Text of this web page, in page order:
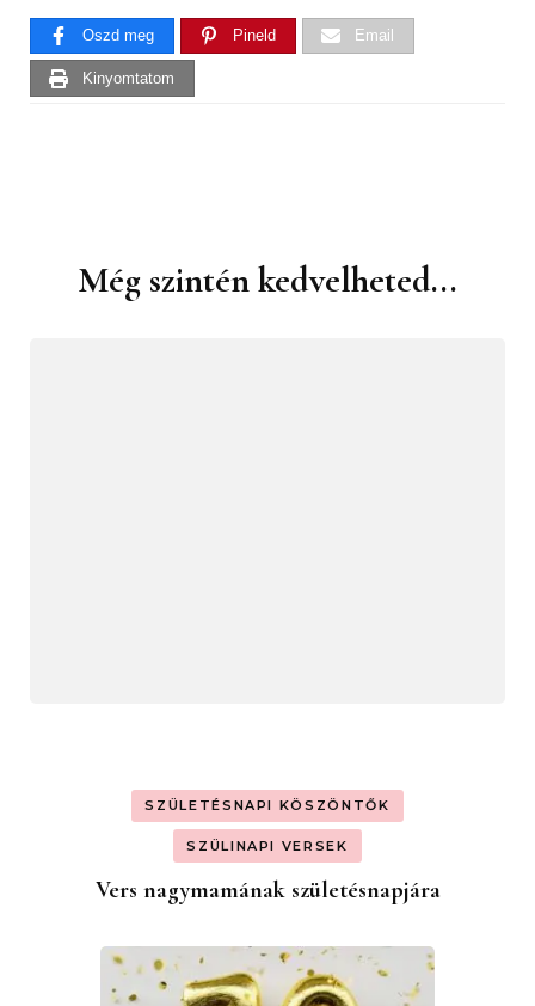
Oszd meg Pineld Email
Kinyomtatom
Bejegyzések
navigációja
Még szintén kedvelheted...
SZÜLETÉSNAPI KÖSZÖNTŐK
SZÜLINAPI VERSEK
Vers nagymamának születésnapjára